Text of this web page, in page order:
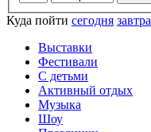
Куда пойти сегодня завтра
Выставки
Фестивали
С детьми
Активный отдых
Музыка
Шоу